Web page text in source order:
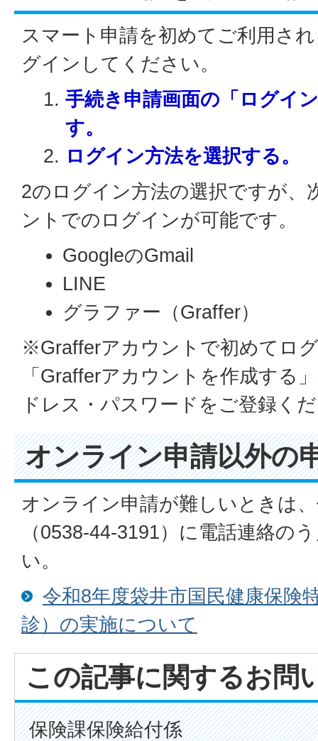
スマート申請を初めてご利用さ
グインしてください。
手続き申請画面の「ログイ
す。
ログイン方法を選択する。
2のログイン方法の選択ですが、
ントでのログインが可能です。
GoogleのGmail
LINE
グラファー（Graffer）
※Grafferアカウントで初めてロ
「Grafferアカウントを作成する
ドレス・パスワードをご登録く
オンライン申請以外の
オンライン申請が難しいときは
（0538-44-3191）に電話連絡の
い。
令和8年度袋井市国民健康保険
診）の実施について
この記事に関するお問
保険課保険給付係